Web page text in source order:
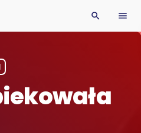
search menu